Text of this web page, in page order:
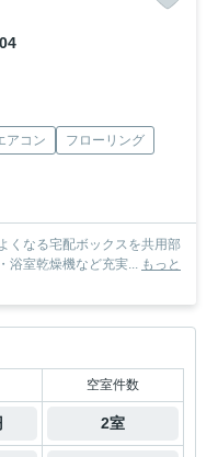
アコン
フローリング
くなる宅配ボックスを共用部
浴室乾燥機など充実... もっと
空室件数
2室